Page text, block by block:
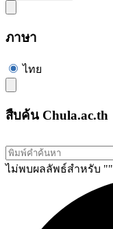
ภาษา
ไทย
สืบค้น Chula.ac.th
ไม่พบผลลัพธ์สำหรับ ""